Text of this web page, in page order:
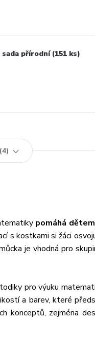
přírodní (151 ks)
4
pomáhá
s kostkami si žáci
je vhodná pro
pro výuku
a barev, které
konceptů, zejména